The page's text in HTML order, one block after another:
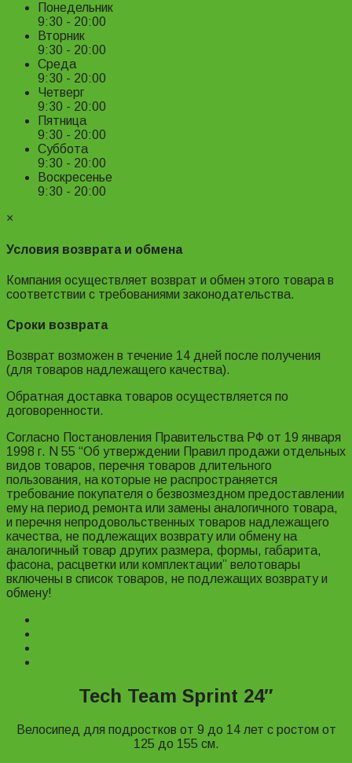
Понедельник
9:30 - 20:00
Вторник
9:30 - 20:00
Среда
9:30 - 20:00
Четверг
9:30 - 20:00
Пятница
9:30 - 20:00
Суббота
9:30 - 20:00
Воскресенье
9:30 - 20:00
×
Условия возврата и обмена
Компания осуществляет возврат и обмен этого товара в
соответствии с требованиями законодательства.
Сроки возврата
Возврат возможен в течение 14 дней после получения
(для товаров надлежащего качества).
Обратная доставка товаров осуществляется по
договоренности.
Согласно Постановления Правительства РФ от 19 января
1998 г. N 55 “Об утверждении Правил продажи отдельных
видов товаров, перечня товаров длительного
пользования, на которые не распространяется
требование покупателя о безвозмездном предоставлении
ему на период ремонта или замены аналогичного товара,
и перечня непродовольственных товаров надлежащего
качества, не подлежащих возврату или обмену на
аналогичный товар других размера, формы, габарита,
фасона, расцветки или комплектации” велотовары
включены в список товаров, не подлежащих возврату и
обмену!
Tech Team Sprint 24″
Велосипед для подростков от 9 до 14 лет с ростом от
125 до 155 см.